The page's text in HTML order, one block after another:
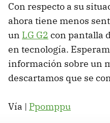
Con respecto a su
ahora tiene menos
un LG G2 con pantalla
en tecnología.
información sobre un
descartamos que se
Vía | Ppomppu